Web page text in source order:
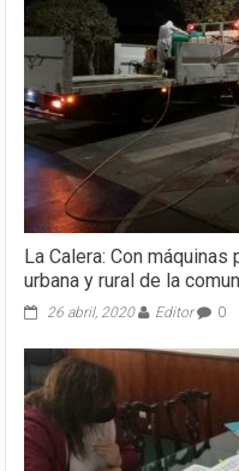
La Calera: Con
urbana y rural de la
26 abril, 2020 Editor 0